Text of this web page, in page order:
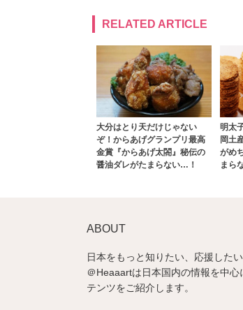
RELATED ARTICLE
大分はとり天だけじゃない
ぞ！からあげグランプリ最高
金賞『からあげ太閤』秘伝の
醤油ダレがたまらない…！
明太
岡土
がめ
まら
ABOUT
日本をもっと知りたい、応援したい
＠Heaaartは日本国内の情報を中心
テンツをご紹介します。